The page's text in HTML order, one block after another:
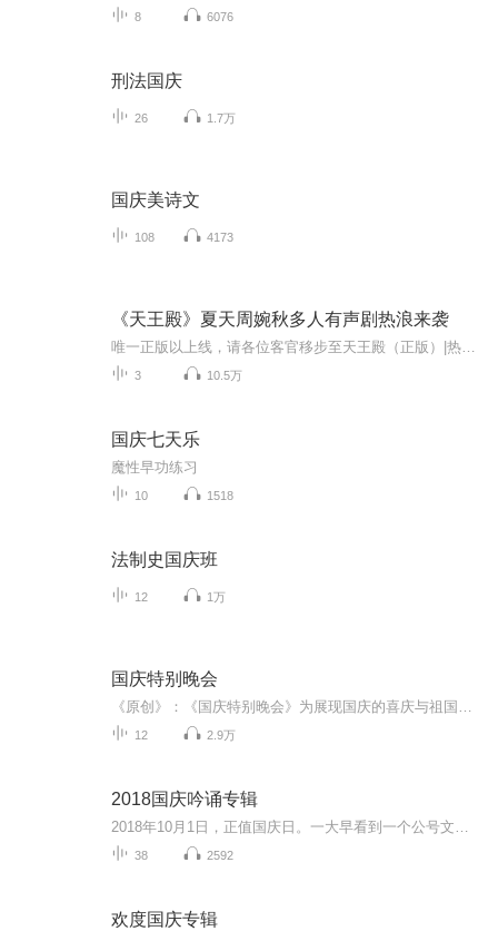
8 6076
刑法国庆
26 1.7万
国庆美诗文
108 4173
《天王殿》夏天周婉秋多人有声剧热浪来袭
3 10.5万
国庆七天乐
魔性早功练习
10 1518
法制史国庆班
12 1万
国庆特别晚会
12 2.9万
2018国庆吟诵专辑
38 2592
欢度国庆专辑